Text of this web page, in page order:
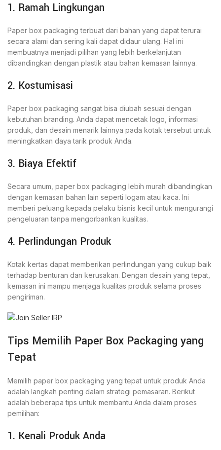
1. Ramah Lingkungan
Paper box packaging terbuat dari bahan yang dapat terurai
secara alami dan sering kali dapat didaur ulang. Hal ini
membuatnya menjadi pilihan yang lebih berkelanjutan
dibandingkan dengan plastik atau bahan kemasan lainnya.
2. Kostumisasi
Paper box packaging sangat bisa diubah sesuai dengan
kebutuhan branding. Anda dapat mencetak logo, informasi
produk, dan desain menarik lainnya pada kotak tersebut untuk
meningkatkan daya tarik produk Anda.
3. Biaya Efektif
Secara umum, paper box packaging lebih murah dibandingkan
dengan kemasan bahan lain seperti logam atau kaca. Ini
memberi peluang kepada pelaku bisnis kecil untuk mengurangi
pengeluaran tanpa mengorbankan kualitas.
4. Perlindungan Produk
Kotak kertas dapat memberikan perlindungan yang cukup baik
terhadap benturan dan kerusakan. Dengan desain yang tepat,
kemasan ini mampu menjaga kualitas produk selama proses
pengiriman.
Tips Memilih Paper Box Packaging yang
Tepat
Memilih paper box packaging yang tepat untuk produk Anda
adalah langkah penting dalam strategi pemasaran. Berikut
adalah beberapa tips untuk membantu Anda dalam proses
pemilihan:
1. Kenali Produk Anda